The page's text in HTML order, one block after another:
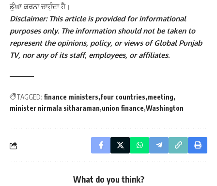
ਡੂੰਘਾ ਕਰਨਾ ਚਾਹੁੰਦਾ ਹੈ।
Disclaimer: This article is provided for informational
purposes only. The information should not be taken to
represent the opinions, policy, or views of Global Punjab
TV, nor any of its staff, employees, or affiliates.
TAGGED: finance ministers four countries meeting
minister nirmala sitharaman union finance Washington
What do you think?